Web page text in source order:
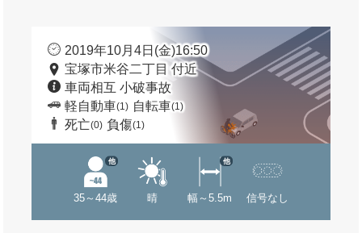
2019年10月4日(金)16:50
宝塚市米谷二丁目 付近
車両相互 小破事故
軽自動車(1) 自転車(1)
死亡(0) 負傷(1)
35～44歳
他
晴 幅～5.5m
他
信号なし